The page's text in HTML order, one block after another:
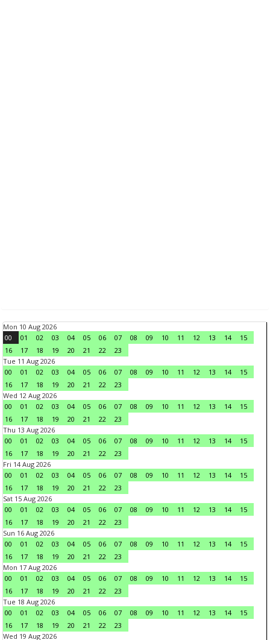
Mon 10 Aug 2026
00
01 02 03 04 05 06 07 08 09 10 11 12 13 14
15
16
17 18 19 20 21 22
23
Tue 11 Aug 2026
00
01 02 03 04 05 06 07 08 09 10 11 12 13 14
15
16
17 18 19 20 21 22
23
Wed 12 Aug 2026
00
01 02 03 04 05 06 07 08 09 10 11 12 13 14
15
16
17 18 19 20 21 22
23
Thu 13 Aug 2026
00
01 02 03 04 05 06 07 08 09 10 11 12 13 14
15
16
17 18 19 20 21 22
23
Fri 14 Aug 2026
00
01 02 03 04 05 06 07 08 09 10 11 12 13 14
15
16
17 18 19 20 21 22
23
Sat 15 Aug 2026
00
01 02 03 04 05 06 07 08 09 10 11 12 13 14
15
16
17 18 19 20 21 22
23
Sun 16 Aug 2026
00
01 02 03 04 05 06 07 08 09 10 11 12 13 14
15
16
17 18 19 20 21 22
23
Mon 17 Aug 2026
00
01 02 03 04 05 06 07 08 09 10 11 12 13 14
15
16
17 18 19 20 21 22
23
Tue 18 Aug 2026
00
01 02 03 04 05 06 07 08 09 10 11 12 13 14
15
16
17 18 19 20 21 22
23
Wed 19 Aug 2026